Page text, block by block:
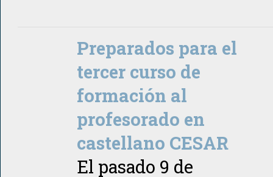
Preparados para el
tercer curso de
formación al
profesorado en
castellano CESAR
El pasado 9 de